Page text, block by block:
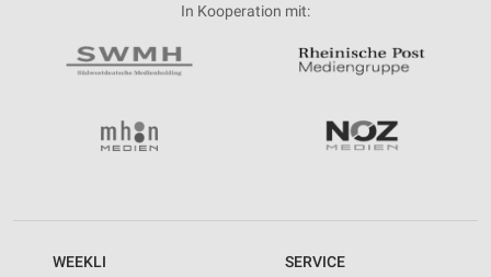
In Kooperation mit:
WEEKLI SERVICE